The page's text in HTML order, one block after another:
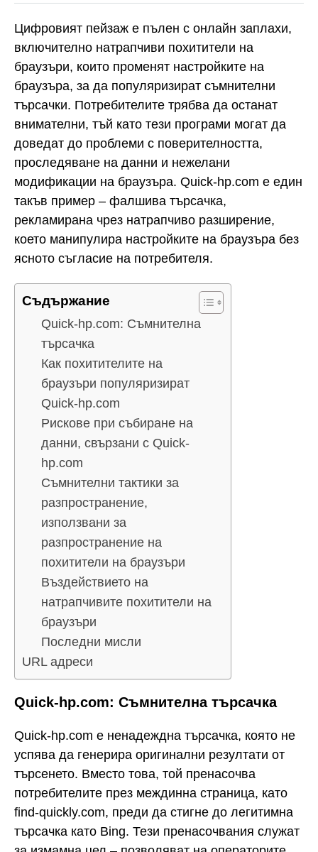
Цифровият пейзаж е пълен с онлайн заплахи,
включително натрапчиви похитители на
браузъри, които променят настройките на
браузъра, за да популяризират съмнителни
търсачки. Потребителите трябва да останат
внимателни, тъй като тези програми могат да
доведат до проблеми с поверителността,
проследяване на данни и нежелани
модификации на браузъра. Quick-hp.com е един
такъв пример – фалшива търсачка,
рекламирана чрез натрапчиво разширение,
което манипулира настройките на браузъра без
ясното съгласие на потребителя.
Съдържание
Quick-hp.com: Съмнителна
търсачка
Как похитителите на
браузъри популяризират
Quick-hp.com
Рискове при събиране на
данни, свързани с Quick-
hp.com
Съмнителни тактики за
разпространение,
използвани за
разпространение на
похитители на браузъри
Въздействието на
натрапчивите похитители на
браузъри
Последни мисли
URL адреси
Quick-hp.com: Съмнителна търсачка
Quick-hp.com е ненадеждна търсачка, която не
успява да генерира оригинални резултати от
търсенето. Вместо това, той пренасочва
потребителите през междинна страница, като
find-quickly.com, преди да стигне до легитимна
търсачка като Bing. Тези пренасочвания служат